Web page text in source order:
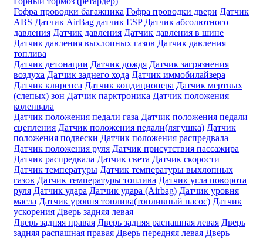
Гофра проводки багажника Гофра проводки двери Датчик
ABS Датчик AirBag датчик ESP Датчик абсолютного
давления Датчик давления Датчик давления в шине
Датчик давления выхлопных газов Датчик давления
топлива
Датчик детонации Датчик дождя Датчик загрязнения
воздуха Датчик заднего хода Датчик иммобилайзера
Датчик клиренса Датчик кондиционера Датчик мертвых
(слепых) зон Датчик парктроника Датчик положения
коленвала
Датчик положения педали газа Датчик положения педали
сцепления Датчик положения педали(лягушка) Датчик
положения подвески Датчик положения распредвала
Датчик положения руля Датчик присутствия пассажира
Датчик распредвала Датчик света Датчик скорости
Датчик температуры Датчик температуры выхлопных
газов Датчик температуры топлива Датчик угла поворота
руля Датчик удара Датчик удара (Airbag) Датчик уровня
масла Датчик уровня топлива(топливный насос) Датчик
ускорения Дверь задняя левая
Дверь задняя правая Дверь задняя распашная левая Дверь
задняя распашная правая Дверь передняя левая Дверь